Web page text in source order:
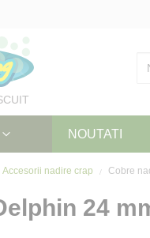
NOUTATI
Accesorii nadire crap Cobre
24